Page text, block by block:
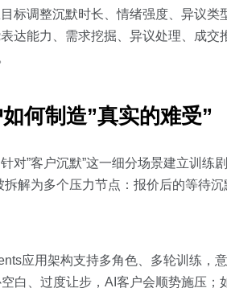
调整沉默时长、情绪强度、异议类
达能力、需求挖掘、异议处理、成交
何制造”真实的难受”
对”客户沉默”这一细分场景建立训练
解为多个压力节点：报价后的等待
应用架构支持多角色、多轮训练，
、过度让步，AI客户会顺势施压；